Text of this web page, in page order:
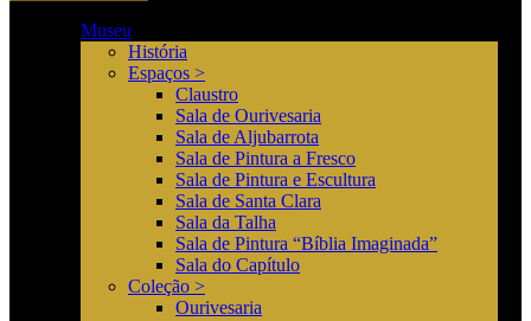
Museu
História
Espaços >
Claustro
Sala de Ourivesaria
Sala de Aljubarrota
Sala de Pintura a Fresco
Sala de Pintura e Escultura
Sala de Santa Clara
Sala da Talha
Sala de Pintura “Bíblia Imaginada”
Sala do Capítulo
Coleção >
Ourivesaria